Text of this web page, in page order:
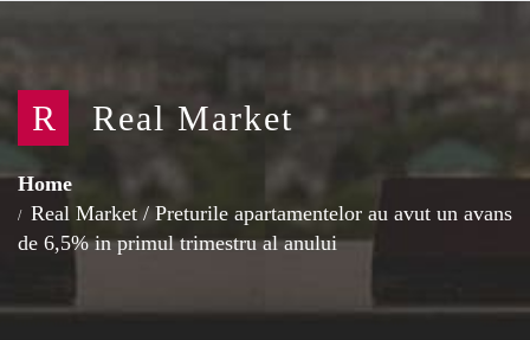
R Real Market
Home
Real Market / Preturile apartamentelor au avut un avans
de 6,5% in primul trimestru al anului